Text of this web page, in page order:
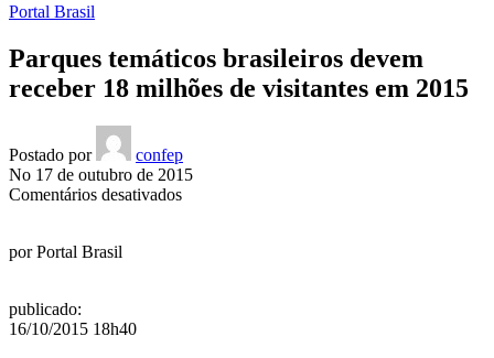
Portal Brasil
Parques temáticos brasileiros devem
receber 18 milhões de visitantes em 2015
Postado por
confep
No 17 de outubro de 2015
Comentários desativadosem
porPortal Brasil
publicado:
16/10/2015 18h40